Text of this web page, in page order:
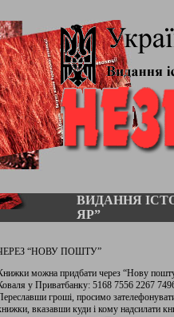
ВИДАННЯ
ЯР”
“НОВУ ПОШТУ”
можна придбати через “Нову
у Приватбанку: 5168 7556 2267
гроші, просимо
вказавши куди і кому надсилати